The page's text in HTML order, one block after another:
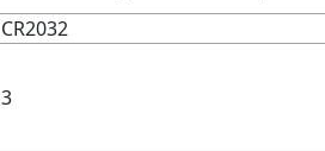
CR2032
3